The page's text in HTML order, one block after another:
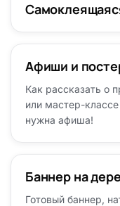
Афиши и
Как рассказать о
или мастер-
нужна афиша!
Баннер на
Готовый баннер,